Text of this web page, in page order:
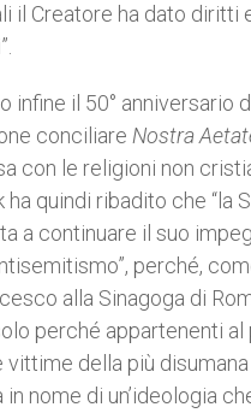
il Creatore ha dato diritti
infine il 50° anniversario
conciliare Nostra
con le religioni non
ha quindi ribadito che “la
a continuare il suo
perché,
alla Sinagoga di
perché appartenenti
vittime della più
nome di un’ideologia